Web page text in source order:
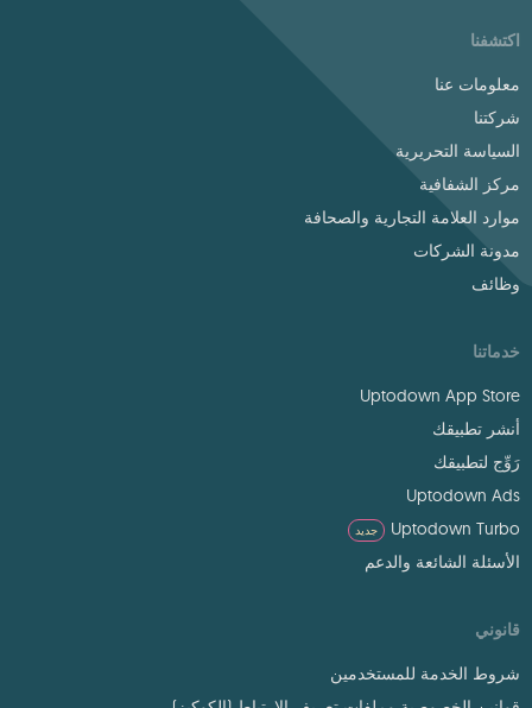
اكتشفنا
معلومات عنا
شركتنا
السياسة التحريرية
مركز الشفافية
موارد العلامة التجارية والصحافة
مدونة الشركات
وظائف
خدماتنا
Uptodown App Store
أنشر تطبيقك
رَوِّج لتطبيقك
Uptodown Ads
Uptodown Turbo
جديد
الأسئلة الشائعة والدعم
قانوني
شروط الخدمة للمستخدمين